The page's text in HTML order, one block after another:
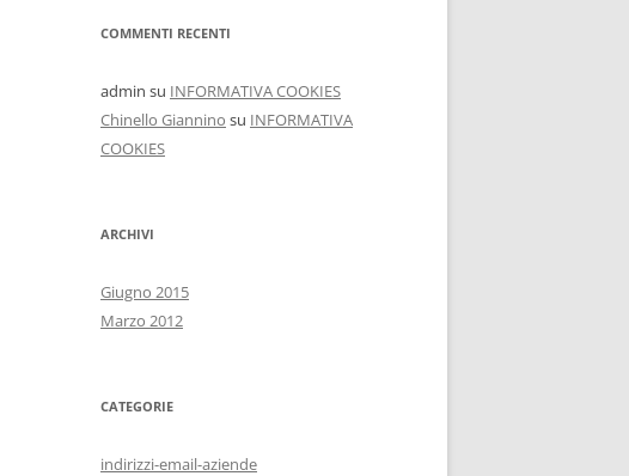
COMMENTI RECENTI
admin su INFORMATIVA COOKIES
Chinello Giannino su INFORMATIVA
COOKIES
ARCHIVI
Giugno 2015
Marzo 2012
CATEGORIE
indirizzi-email-aziende